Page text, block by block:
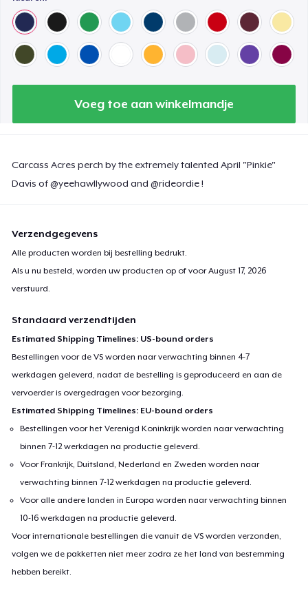
Voeg toe aan winkelmandje
Carcass Acres perch by the extremely talented April "Pinkie"
Davis of @yeehawllywood and @rideordie !
Verzendgegevens
Alle producten worden bij bestelling bedrukt.
Als u nu besteld, worden uw producten op of voorAugust 17, 2026
verstuurd.
Standaard verzendtijden
Estimated Shipping Timelines: US-bound orders
Bestellingen voor de VS worden naar verwachting binnen 4-7
werkdagen geleverd, nadat de bestelling is geproduceerd en aan de
vervoerder is overgedragen voor bezorging.
Estimated Shipping Timelines: EU-bound orders
Bestellingen voor het Verenigd Koninkrijk worden naar verwachting
binnen 7-12 werkdagen na productie geleverd.
Voor Frankrijk, Duitsland, Nederland en Zweden worden naar
verwachting binnen 7-12 werkdagen na productie geleverd.
Voor alle andere landen in Europa worden naar verwachting binnen
10-16 werkdagen na productie geleverd.
Voor internationale bestellingen die vanuit de VS worden verzonden,
volgen we de pakketten niet meer zodra ze het land van bestemming
hebben bereikt.